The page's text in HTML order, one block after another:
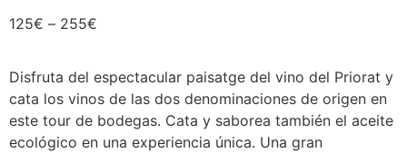
125€ – 255€
Disfruta del espectacular paisatge del vino del Priorat y
cata los vinos de las dos denominaciones de origen en
este tour de bodegas. Cata y saborea también el aceite
ecológico en una experiencia única. Una gran